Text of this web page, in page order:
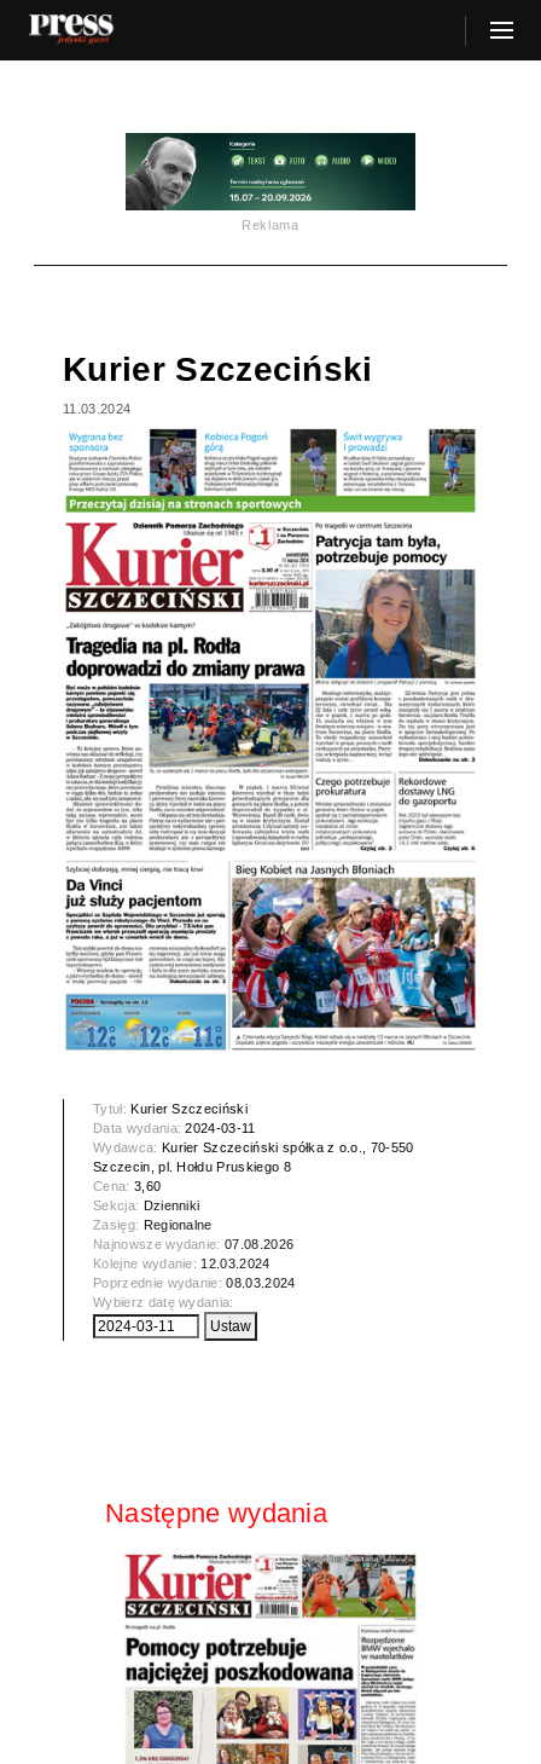
Reklama
Kurier Szczeciński
11.03.2024
Tytuł:Kurier Szczeciński
Data wydania:2024-03-11
Wydawca: Kurier Szczeciński spółka z o.o., 70-550
Szczecin, pl. Hołdu Pruskiego 8
Cena: 3,60
Sekcja: Dzienniki
Zasięg: Regionalne
Najnowsze wydanie:07.08.2026
Kolejne wydanie: 12.03.2024
Poprzednie wydanie:08.03.2024
Wybierz datę wydania:
Następne wydania